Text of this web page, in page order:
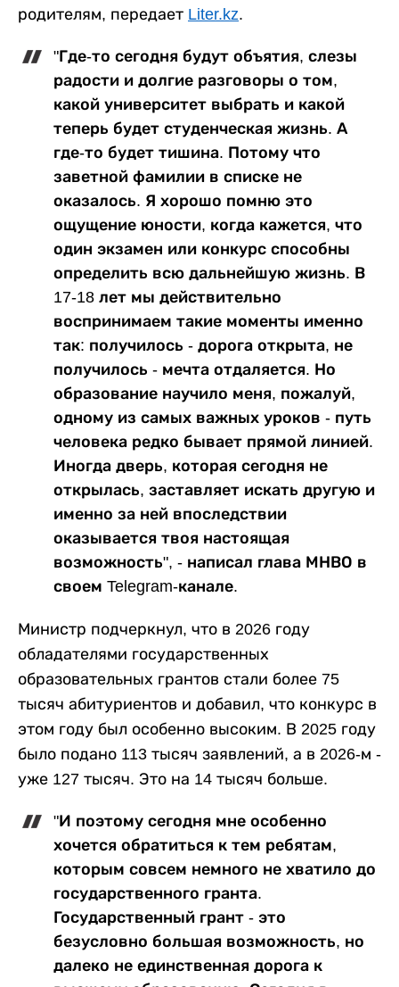
родителям, передает Liter.kz.
"Где-то сегодня будут объятия, слезы
радости и долгие разговоры о том,
какой университет выбрать и какой
теперь будет студенческая жизнь. А
где-то будет тишина. Потому что
заветной фамилии в списке не
оказалось. Я хорошо помню это
ощущение юности, когда кажется, что
один экзамен или конкурс способны
определить всю дальнейшую жизнь. В
17-18 лет мы действительно
воспринимаем такие моменты именно
так: получилось - дорога открыта, не
получилось - мечта отдаляется. Но
образование научило меня, пожалуй,
одному из самых важных уроков - путь
человека редко бывает прямой линией.
Иногда дверь, которая сегодня не
открылась, заставляет искать другую и
именно за ней впоследствии
оказывается твоя настоящая
возможность", - написал глава МНВО в
своем Telegram-канале.
Министр подчеркнул, что в 2026 году
обладателями государственных
образовательных грантов стали более 75
тысяч абитуриентов и добавил, что конкурс в
этом году был особенно высоким. В 2025 году
было подано 113 тысяч заявлений, а в 2026-м -
уже 127 тысяч. Это на 14 тысяч больше.
"И поэтому сегодня мне особенно
хочется обратиться к тем ребятам,
которым совсем немного не хватило до
государственного гранта.
Государственный грант - это
безусловно большая возможность, но
далеко не единственная дорога к